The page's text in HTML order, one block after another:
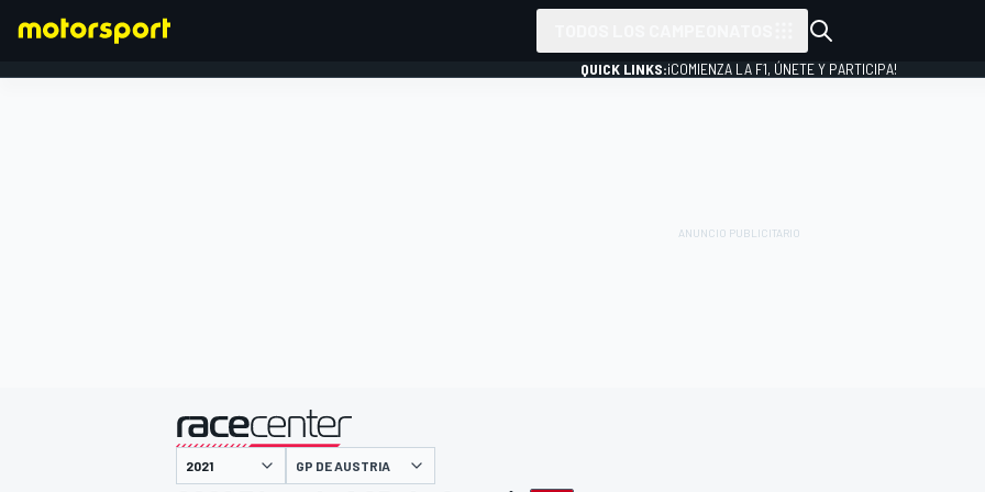
QUICK LINKS:¡COMIENZA LA F1, ÚNETE Y PARTICIPA!
presentado por
GP DE AUSTRIA